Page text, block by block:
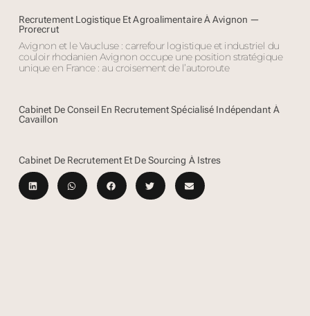
Recrutement Logistique Et Agroalimentaire À Avignon —
Prorecrut
Avignon et le Vaucluse : carrefour logistique et industriel du
couloir rhodanien Avignon occupe une position stratégique
unique en France : au croisement de l’autoroute
Cabinet De Conseil En Recrutement Spécialisé Indépendant À
Cavaillon
Cabinet De Recrutement Et De Sourcing À Istres